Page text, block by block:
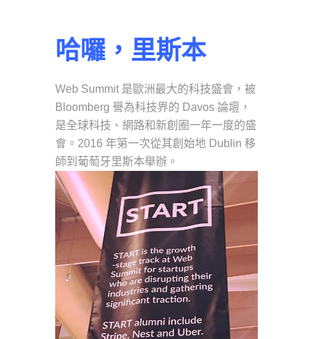
哈囉，里斯本
Web Summit 是歐洲最大的科技盛會，被
Bloomberg 譽為科技界的 Davos 論壇，
是全球科技、網路和新創圈一年一度的盛
會。2016 年第一次從其創始地 Dublin 移
師到葡萄牙里斯本舉辦。